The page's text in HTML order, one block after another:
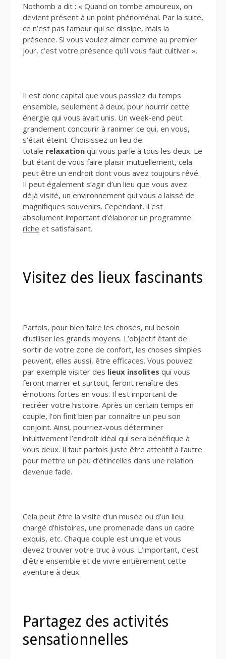
Nothomb a dit : « Quand on tombe amoureux, on
devient présent à un point phénoménal. Par la suite,
ce n’est pas l’amour qui se dissipe, mais la
présence. Si vous voulez aimer comme au premier
jour, c’est votre présence qu’il vous faut cultiver ».
Il est donc capital que vous passiez du temps
ensemble, seulement à deux, pour nourrir cette
énergie qui vous avait unis. Un week-end peut
grandement concourir à ranimer ce qui, en vous,
s’était éteint. Choisissez un lieu de
totale relaxation qui vous parle à tous les deux. Le
but étant de vous faire plaisir mutuellement, cela
peut être un endroit dont vous avez toujours rêvé.
Il peut également s’agir d’un lieu que vous avez
déjà visité, un environnement qui vous a laissé de
magnifiques souvenirs. Cependant, il est
absolument important d’élaborer un programme
riche et satisfaisant.
Visitez des lieux fascinants
Parfois, pour bien faire les choses, nul besoin
d’utiliser les grands moyens. L’objectif étant de
sortir de votre zone de confort, les choses simples
peuvent, elles aussi, être efficaces. Vous pouvez
par exemple visiter des lieux insolites qui vous
feront marrer et surtout, feront renaître des
émotions fortes en vous. Il est important de
recréer votre histoire. Après un certain temps en
couple, l’on finit bien par connaître un peu son
conjoint. Ainsi, pourriez-vous déterminer
intuitivement l’endroit idéal qui sera bénéfique à
vous deux. Il faut parfois juste être attentif à l’autre
pour mettre un peu d’étincelles dans une relation
devenue fade.
Cela peut être la visite d’un musée ou d’un lieu
chargé d’histoires, une promenade dans un cadre
exquis, etc. Chaque couple est unique et vous
devez trouver votre truc à vous. L’important, c’est
d’être ensemble et de vivre entièrement cette
aventure à deux.
Partagez des activités
sensationnelles